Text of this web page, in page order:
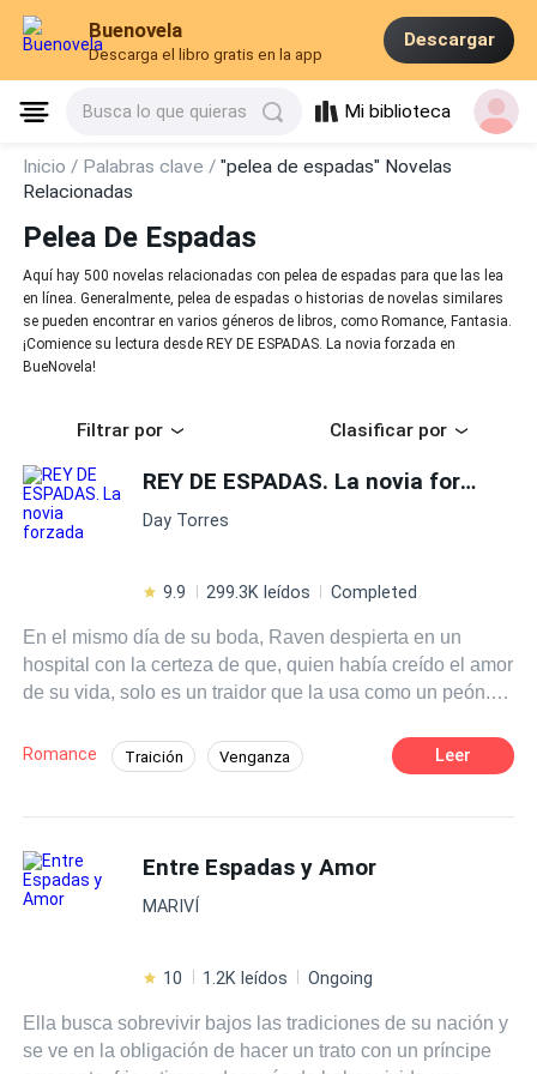
Buenovela
Descarga el libro gratis en la app
Descargar
Busca lo que quieras Mi biblioteca
Inicio / Palabras clave /"pelea de espadas" Novelas
Relacionadas
Pelea De Espadas
Aquí hay 500 novelas relacionadas con pelea de espadas para que las lea
en línea. Generalmente, pelea de espadas o historias de novelas similares
se pueden encontrar en varios géneros de libros, como Romance, Fantasia.
¡Comience su lectura desde REY DE ESPADAS. La novia forzada en
BueNovela!
Filtrar por Clasificar por
REY DE ESPADAS. La novia forzada
Day Torres
9.9 299.3K leídos Completed
En el mismo día de su boda, Raven despierta en un
hospital con la certeza de que, quien había creído el amor
de su vida, solo es un traidor que la usa como un peón.
paralizado Rowan Harrelson—, Raven entra en un juego
peligroso de engaños, poder y alianzas inesperadas.
ha perdido completamente la memoria. Lo que no sabe
es que Rowan Harrelson es de todo menos lo que
aparenta, y que muy lejos de su silla de ruedas y su
hombres más temidos y peligrosos de Chicago. “”””—
cómo expresarse cuando está celosa ¡y Dios sabe que
hoy lo está! —sonrió Rowan mientras sus amigos lo
Romance Traición Venganza
Heredero / Heredera Arrogante
Leer
Entre Espadas y Amor
MARIVÍ
10 1.2K leídos Ongoing
Ella busca sobrevivir bajos las tradiciones de su nación y
se ve en la obligación de hacer un trato con un príncipe